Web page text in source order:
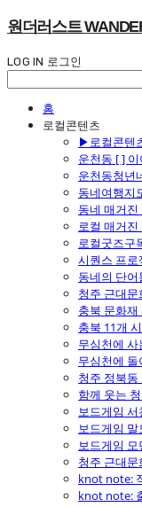
원더러스트
LOG IN 로그인
홈
로컬콘텐츠
▶로컬콘텐
운천동 [ ] 이
운천동청년
동네여행지
동네 매거진
로컬 매거진
로컬굿즈구
시퀀스 프로
동네의 단어
청주 근대문
충북 문화재
충북 11개
무심천에 사
무심천에
청주 정북동
함께 웃는
보드게임
보드게임 말
보드게임
청주 근대
knot note:
knot note: